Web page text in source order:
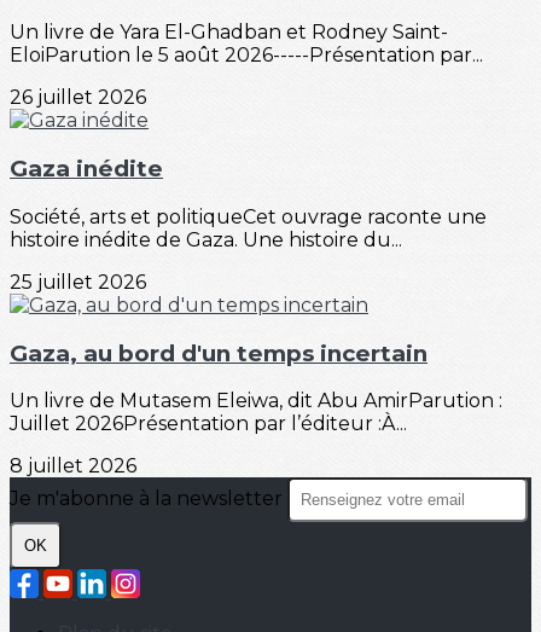
Un livre de Yara El-Ghadban et Rodney Saint-
EloiParution le 5 août 2026-----Présentation par...
26 juillet 2026
Gaza inédite
Société, arts et politiqueCet ouvrage raconte une
histoire inédite de Gaza. Une histoire du...
25 juillet 2026
Gaza, au bord d'un temps incertain
Un livre de Mutasem Eleiwa, dit Abu AmirParution :
Juillet 2026Présentation par l’éditeur :À...
8 juillet 2026
Je m'abonne à la newsletter
OK